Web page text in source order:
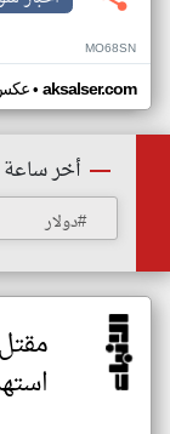
MO68SN
عكس• aksalser.com
أخر
#دولار